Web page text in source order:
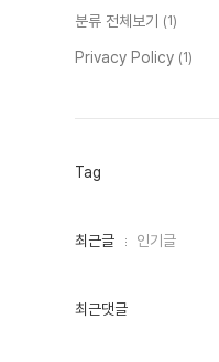
분류 전체보기 (1)
Privacy Policy (1)
Tag
최
인
최근글 인기글
최근댓글